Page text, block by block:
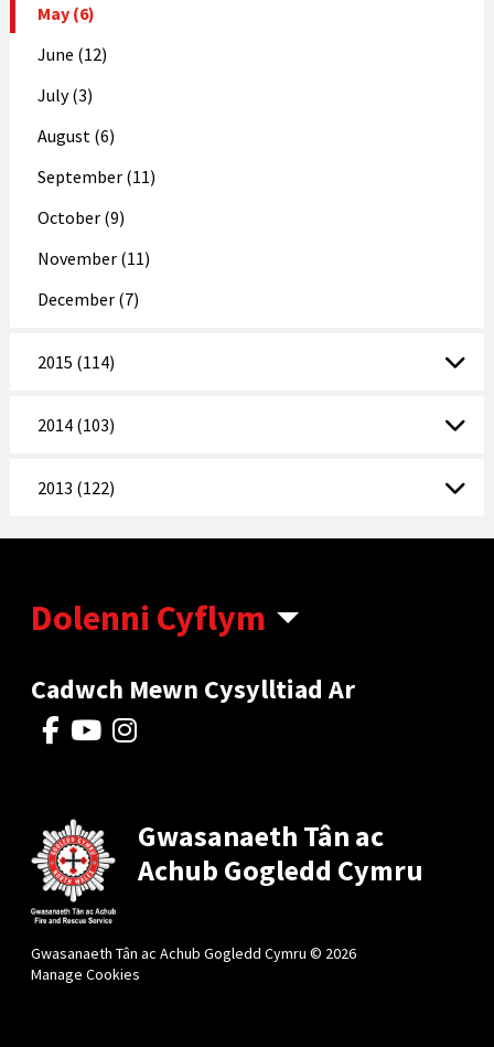
May (6)
June (12)
July (3)
August (6)
September (11)
October (9)
November (11)
December (7)
2015 (114)
2014 (103)
2013 (122)
Dolenni Cyflym
Cadwch Mewn Cysylltiad Ar
Gwasanaeth Tân ac
Achub Gogledd Cymru
Gwasanaeth Tân ac Achub Gogledd Cymru © 2026
Manage Cookies